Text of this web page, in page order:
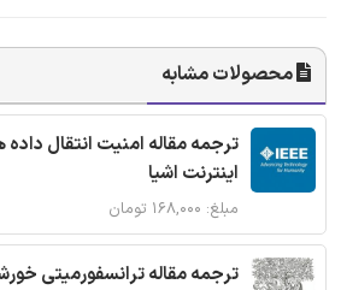
محصولات مشابه
اینترنت اشیا
مبلغ: ۱۶۸,۰۰۰ تومان
ترجمه مقاله ترانسفورمیتی